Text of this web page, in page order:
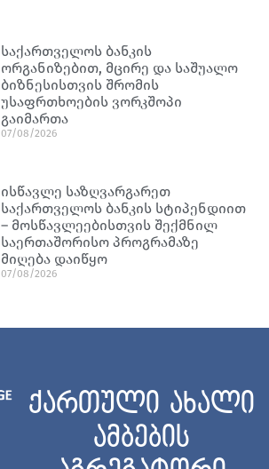
საქართველოს ბანკის
ორგანიზებით, მცირე და საშუალო
ბიზნესისთვის შრომის
უსაფრთხოების ვორკშოპი
გაიმართა
07/08/2026
ისწავლე საზღვარგარეთ
საქართველოს ბანკის სტიპენდიით
– მოსწავლეებისთვის შექმნილ
საერთაშორისო პროგრამაზე
მიღება დაიწყო
07/08/2026
ქართული ახალი
ამბების